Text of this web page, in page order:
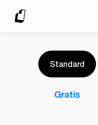
Standard
Gratis